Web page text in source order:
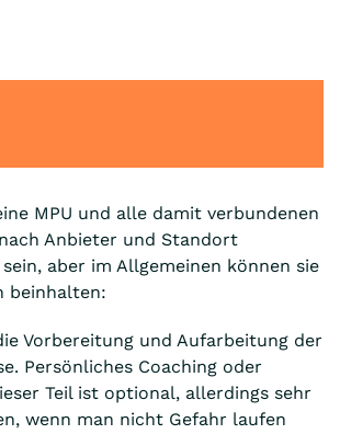
MPU und alle damit verbundenen
Anbieter und Standort
aber im Allgemeinen können sie
beinhalten:
Vorbereitung und Aufarbeitung der
Persönliches Coaching oder
Teil ist optional, allerdings sehr
wenn man nicht Gefahr laufen